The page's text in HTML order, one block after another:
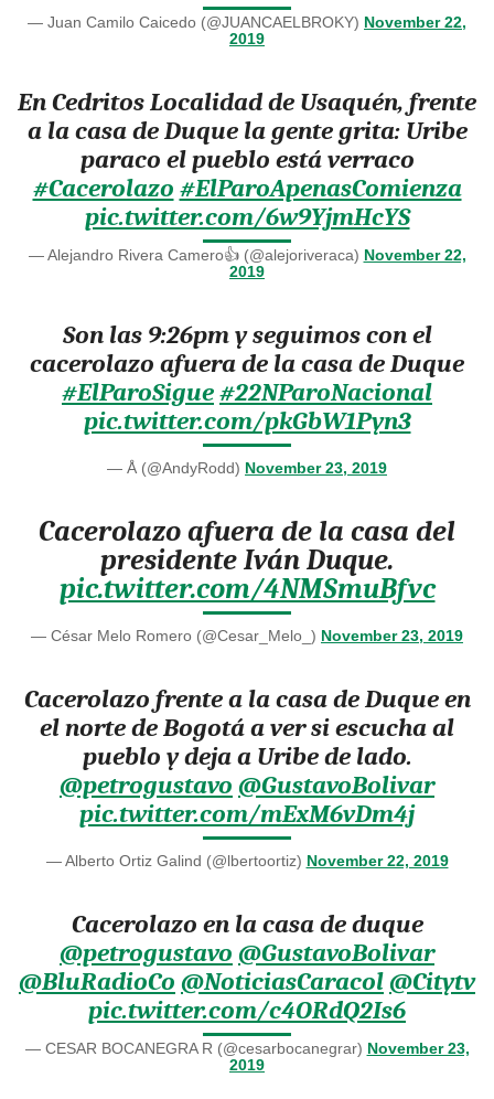
— Juan Camilo Caicedo (@JUANCAELBROKY) November 22,
2019
En Cedritos Localidad de Usaquén, frente
a la casa de Duque la gente grita: Uribe
paraco el pueblo está verraco
#Cacerolazo #ElParoApenasComienza
pic.twitter.com/6w9YjmHcYS
— Alejandro Rivera Camero👍 (@alejoriveraca) November 22,
2019
Son las 9:26pm y seguimos con el
cacerolazo afuera de la casa de Duque
#ElParoSigue#22NParoNacional
pic.twitter.com/pkGbW1Pyn3
— Å (@AndyRodd) November 23, 2019
Cacerolazo afuera de la casa del
presidente Iván Duque.
pic.twitter.com/4NMSmuBfvc
— César Melo Romero (@Cesar_Melo_) November 23, 2019
Cacerolazo frente a la casa de Duque en
el norte de Bogotá a ver si escucha al
pueblo y deja a Uribe de lado.
@petrogustavo @GustavoBolivar
pic.twitter.com/mExM6vDm4j
— Alberto Ortiz Galind (@lbertoortiz) November 22, 2019
Cacerolazo en la casa de duque
@petrogustavo @GustavoBolivar
@BluRadioCo @NoticiasCaracol@Citytv
pic.twitter.com/c4ORdQ2Is6
— CESAR BOCANEGRA R (@cesarbocanegrar) November 23,
2019